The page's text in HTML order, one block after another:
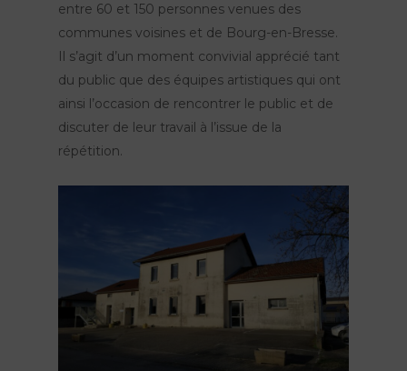
entre 60 et 150 personnes venues des
communes voisines et de Bourg-en-Bresse.
Il s’agit d’un moment convivial apprécié tant
du public que des équipes artistiques qui ont
ainsi l’occasion de rencontrer le public et de
discuter de leur travail à l’issue de la
répétition.